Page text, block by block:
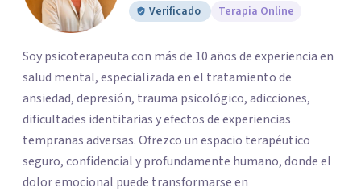
Verificado
Terapia Online
Soy psicoterapeuta con más de 10 años de experiencia en
salud mental, especializada en el tratamiento de
ansiedad, depresión, trauma psicológico, adicciones,
dificultades identitarias y efectos de experiencias
tempranas adversas. Ofrezco un espacio terapéutico
seguro, confidencial y profundamente humano, donde el
dolor emocional puede transformarse en